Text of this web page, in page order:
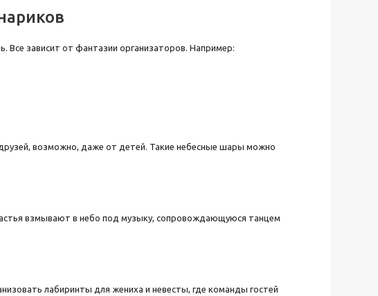
Все зависит от фантазии организаторов. Например:
возможно, даже от детей. Такие небесные шары можно
взмывают в небо под музыку, сопровождающуюся танцем
лабиринты для жениха и невесты, где команды гостей